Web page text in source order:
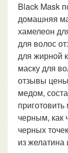
Black Mask
домашняя
хамелеон
для волос
для жирной
маску для
отзывы
медом,
черным, как
черных
из желатина